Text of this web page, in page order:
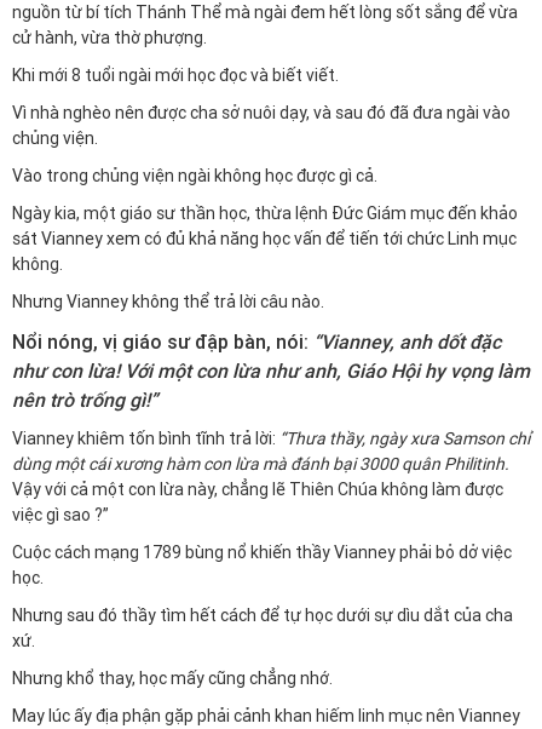
nguồn từ bí tích Thánh Thể mà ngài đem hết lòng sốt sắng để vừa
cử hành, vừa thờ phượng.
Khi mới 8 tuổi ngài mới học đọc và biết viết.
Vì nhà nghèo nên được cha sở nuôi dạy, và sau đó đã đưa ngài vào
chủng viện.
Vào trong chủng viện ngài không học được gì cả.
Ngày kia, một giáo sư thần học, thừa lệnh Đức Giám mục đến khảo
sát Vianney xem có đủ khả năng học vấn để tiến tới chức Linh mục
không.
Nhưng Vianney không thể trả lời câu nào.
Nổi nóng, vị giáo sư đập bàn, nói: “Vianney, anh dốt đặc
như con lừa! Với một con lừa như anh, Giáo Hội hy vọng làm
nên trò trống gì!”
Vianney khiêm tốn bình tĩnh trả lời: “Thưa thầy, ngày xưa Samson chỉ
dùng một cái xương hàm con lừa mà đánh bại 3000 quân Philitinh.
Vậy với cả một con lừa này, chẳng lẽ Thiên Chúa không làm được
việc gì sao ?”
Cuộc cách mạng 1789 bùng nổ khiến thầy Vianney phải bỏ dở việc
học.
Nhưng sau đó thầy tìm hết cách để tự học dưới sự dìu dắt của cha
xứ.
Nhưng khổ thay, học mấy cũng chẳng nhớ.
May lúc ấy địa phận gặp phải cảnh khan hiếm linh mục nên Vianney